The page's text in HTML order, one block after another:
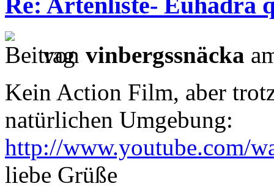
von vinbergssnäcka
Kein Action Film, aber
natürlichen Umgebung:
http://www.youtube.com/
liebe Grüße